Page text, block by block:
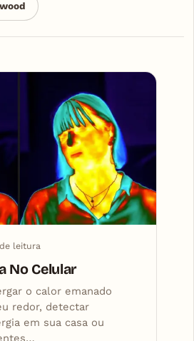
leitura
No Celular
o calor emanado
redor, detectar
em sua casa ou